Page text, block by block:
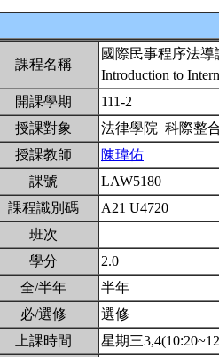
課程名稱
國際民事程序法導
Introduction to
開課學期
111-2
授課對象
法律學院 科際整
授課教師
陳瑋佑
課號
LAW5180
課程識別碼
A21 U4720
班次
學分
2.0
全/半年
半年
必/選修
選修
上課時間
星期三